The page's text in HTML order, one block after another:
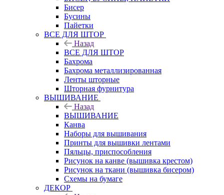
Бисер
Бусины
Пайетки
ВСЕ ДЛЯ ШТОР
Назад
ВСЕ ДЛЯ ШТОР
Бахрома
Бахрома металлизированная
Ленты шторные
Шторная фурнитура
ВЫШИВАНИЕ
Назад
ВЫШИВАНИЕ
Канва
Наборы для вышивания
Принты для вышивки лентами
Пяльцы, приспособления
Рисунок на канве (вышивка крестом)
Рисунок на ткани (вышивка бисером)
Схемы на бумаге
ДЕКОР